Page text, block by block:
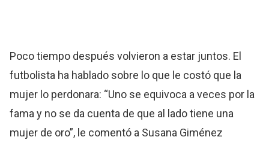
Poco tiempo después volvieron a estar juntos. El
futbolista ha hablado sobre lo que le costó que la
mujer lo perdonara: “Uno se equivoca a veces por la
fama y no se da cuenta de que al lado tiene una
mujer de oro”, le comentó a Susana Giménez